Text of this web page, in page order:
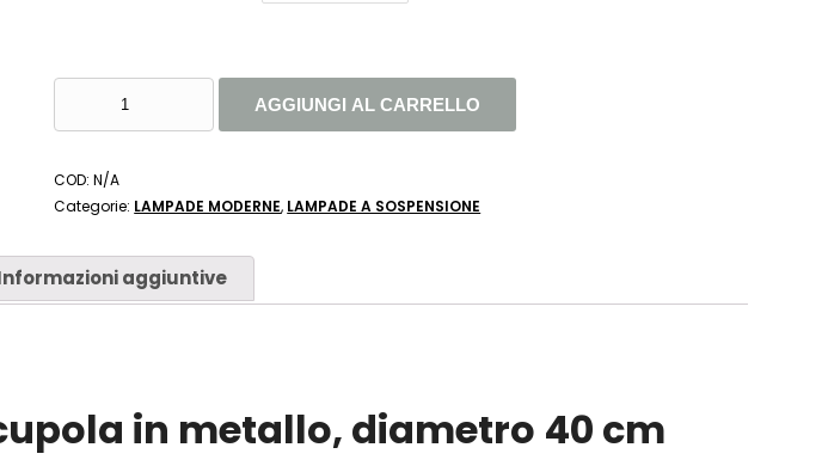
LED
TILDA
CUPOLA
METALLO
D.
TRIO
AGGIUNGI AL CARRELLO
COD:N/A
Categorie: LAMPADE MODERNE, LAMPADE A SOSPENSIONE
aggiuntive
in metallo, diametro 40 cm